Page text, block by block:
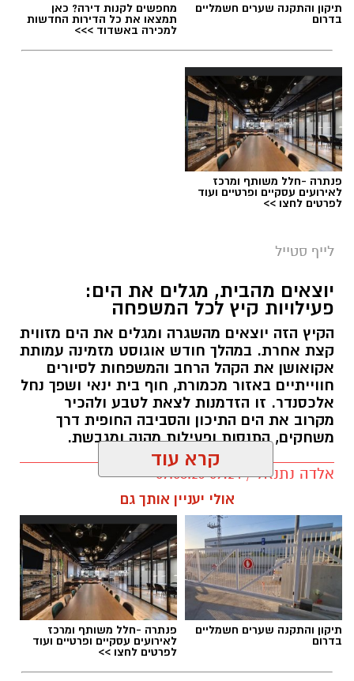
תיקון והתקנה שערים חשמליים
בדרום
מחפשים לקנות דירה? כאן
תמצאו את כל הדירות החדשות
למכירה באשדוד >>>
פנתרה -חלל משותף ומרכז
לאירועים עסקיים ופרטיים ועוד
לפרטים לחצו >>
לייף סטייל
יוצאים מהבית, מגלים את הים:
פעילויות קיץ לכל המשפחה
הקיץ הזה יוצאים מהשגרה ומגלים את הים מזווית
קצת אחרת. במהלך חודש אוגוסט מזמינה עמותת
אקואושן את הקהל הרחב והמשפחות לסיורים
חווייתיים באזור מכמורת, חוף בית ינאי ושפך נחל
אלכסנדר. זו הזדמנות לצאת לטבע ולהכיר
מקרוב את הים התיכון והסביבה החופית דרך
משחקים, התנסות ופעילות מהנה ומגבשת.
אלדה נתנאל / 09:24 07.08.26
תגים:טיול
קרא עוד
אולי יעניין אותך גם
תיקון והתקנה שערים חשמליים
בדרום
פנתרה -חלל משותף ומרכז
לאירועים עסקיים ופרטיים ועוד
לפרטים לחצו >>